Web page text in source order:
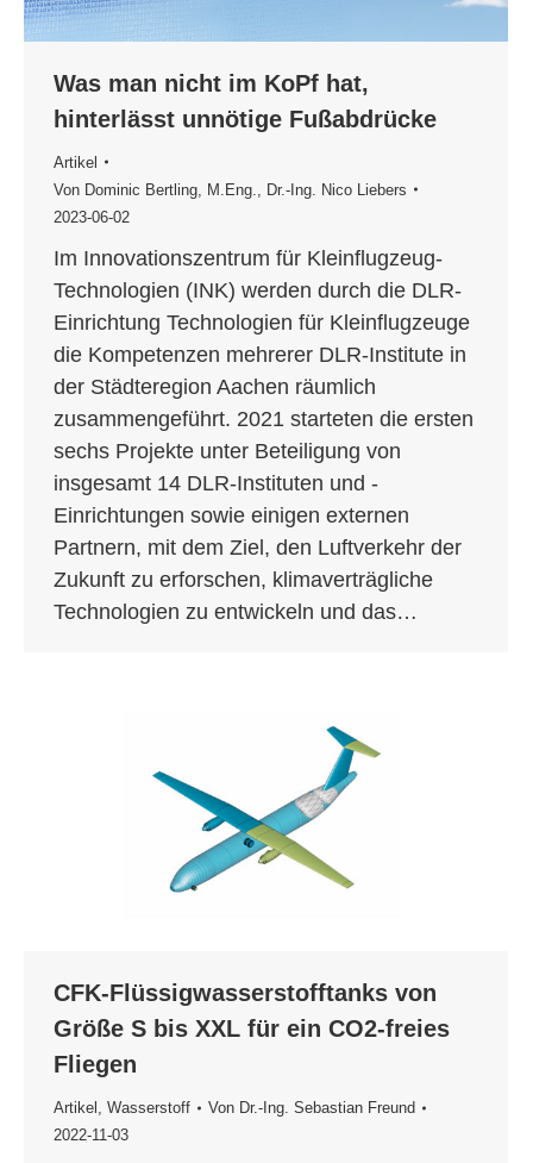
Was man nicht im KoPf hat,
hinterlässt unnötige Fußabdrücke
Artikel
Von Dominic Bertling, M.Eng.
Dr.-Ing. Nico Liebers
2023-06-02
Im Innovationszentrum für Kleinflugzeug-
Technologien (INK) werden durch die DLR-
Einrichtung Technologien für Kleinflugzeuge
die Kompetenzen mehrerer DLR-Institute in
der Städteregion Aachen räumlich
zusammengeführt. 2021 starteten die ersten
sechs Projekte unter Beteiligung von
insgesamt 14 DLR-Instituten und -
Einrichtungen sowie einigen externen
Partnern, mit dem Ziel, den Luftverkehr der
Zukunft zu erforschen, klimaverträgliche
Technologien zu entwickeln und das…
CFK-Flüssigwasserstofftanks von
Größe S bis XXL für ein CO2-freies
Fliegen
Artikel , Wasserstoff Von Dr.-Ing. Sebastian Freund
2022-11-03